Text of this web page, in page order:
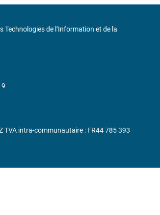
Technologies de l’Information et de la
9
TVA intra-communautaire : FR44 785 393